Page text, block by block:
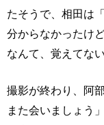
たそうで、相田は
分からなかったけ
なんて、覚えてな
撮影が終わり、阿
また会いましょう